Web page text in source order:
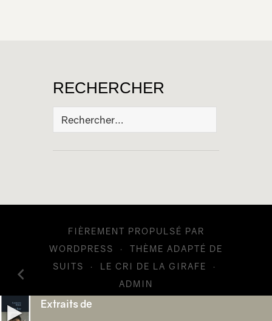
Extraits de
RECHERCHER
Rechercher :
FIÈREMENT PROPULSÉ PAR
WORDPRESS
·
THÈME ADAPTÉ DE
SUITS
· LE CRI DE LA GIRAFE
·
ADMIN